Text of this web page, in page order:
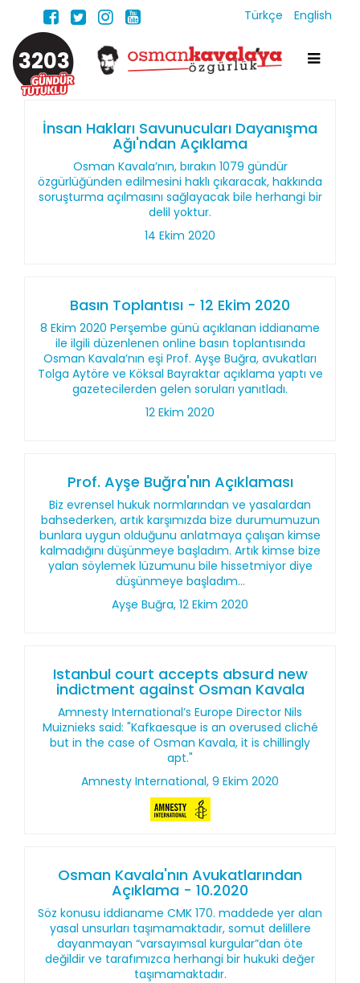
Türkçe English
3203
İnsan Hakları Savunucuları Dayanışma
Ağı'ndan Açıklama
Osman Kavala’nın, bırakın 1079 gündür
özgürlüğünden edilmesini haklı çıkaracak, hakkında
soruşturma açılmasını sağlayacak bile herhangi bir
delil yoktur.
14 Ekim 2020
Basın Toplantısı - 12 Ekim 2020
8 Ekim 2020 Perşembe günü açıklanan iddianame
ile ilgili düzenlenen online basın toplantısında
Osman Kavala’nın eşi Prof. Ayşe Buğra, avukatları
Tolga Aytöre ve Köksal Bayraktar açıklama yaptı ve
gazetecilerden gelen soruları yanıtladı.
12 Ekim 2020
Prof. Ayşe Buğra'nın Açıklaması
Biz evrensel hukuk normlarından ve yasalardan
bahsederken, artık karşımızda bize durumumuzun
bunlara uygun olduğunu anlatmaya çalışan kimse
kalmadığını düşünmeye başladım. Artık kimse bize
yalan söylemek lüzumunu bile hissetmiyor diye
düşünmeye başladım...
Ayşe Buğra, 12 Ekim 2020
Istanbul court accepts absurd new
indictment against Osman Kavala
Amnesty International’s Europe Director Nils
Muiznieks said: "Kafkaesque is an overused cliché
but in the case of Osman Kavala, it is chillingly
apt."
Amnesty International, 9 Ekim 2020
Osman Kavala'nın Avukatlarından
Açıklama - 10.2020
Söz konusu iddianame CMK 170. maddede yer alan
yasal unsurları taşımamaktadır, somut delillere
dayanmayan “varsayımsal kurgular”dan öte
değildir ve tarafımızca herhangi bir hukuki değer
taşımamaktadır.